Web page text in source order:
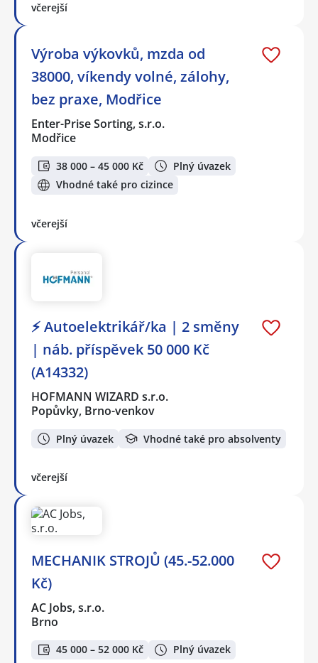
včerejší
Výroba výkovků, mzda od
38000, víkendy volné, zálohy,
bez praxe, Modřice
Enter-Prise Sorting, s.r.o.
Modřice
38 000 – 45 000 Kč
Plný úvazek
Vhodné také pro cizince
včerejší
⚡ Autoelektrikář/ka | 2 směny
| náb. příspěvek 50 000 Kč
(A14332)
HOFMANN WIZARD s.r.o.
Popůvky, Brno-venkov
Plný úvazek Vhodné také pro absolventy
včerejší
MECHANIK STROJŮ (45.-52.000
Kč)
AC Jobs, s.r.o.
Brno
45 000 – 52 000 Kč Plný úvazek